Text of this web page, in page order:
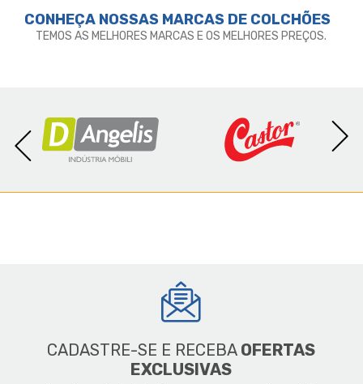
CONHEÇA NOSSAS MARCAS DE COLCHÕES
TEMOS AS MELHORES MARCAS E OS MELHORES PREÇOS.
CADASTRE-SE E RECEBA OFERTAS
EXCLUSIVAS